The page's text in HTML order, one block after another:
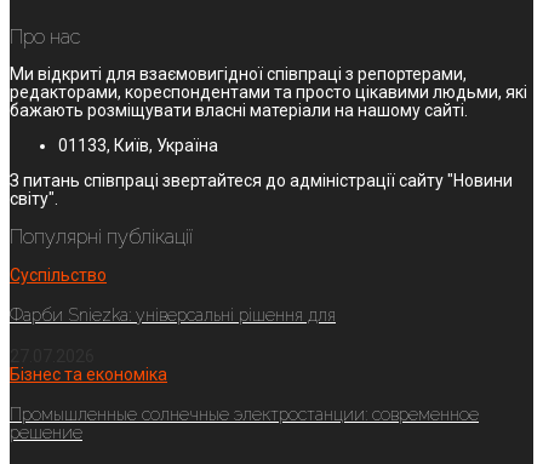
Про нас
Ми відкриті для взаємовигідної співпраці з репортерами,
редакторами, кореспондентами та просто цікавими людьми, які
бажають розміщувати власні матеріали на нашому сайті.
01133, Київ, Україна
З питань співпраці звертайтеся до адміністрації сайту "Новини
світу".
Популярні публікації
Суспільство
Фарби Sniezka: універсальні рішення для
Бізнес та економіка
Промышленные солнечные электростанции: современное
решение